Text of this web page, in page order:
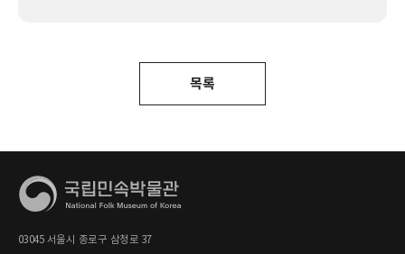
목록
03045 서울시 종로구 삼청로 37